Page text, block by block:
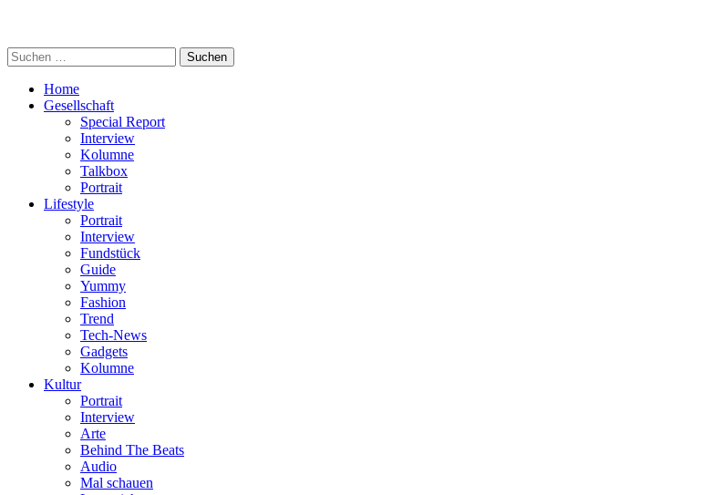
Suchen
nach:
Home
Gesellschaft
Special Report
Interview
Kolumne
Talkbox
Portrait
Lifestyle
Portrait
Interview
Fundstück
Guide
Yummy
Fashion
Trend
Tech-News
Gadgets
Kolumne
Kultur
Portrait
Interview
Arte
Behind The Beats
Audio
Mal schauen